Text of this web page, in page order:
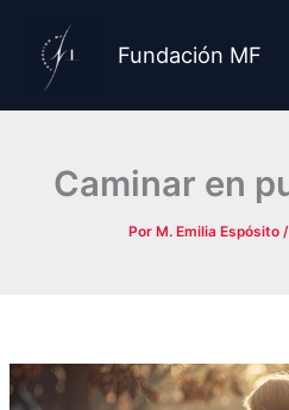
contenido
Fundación MF
Caminar en
Por M. Emilia Espósito /